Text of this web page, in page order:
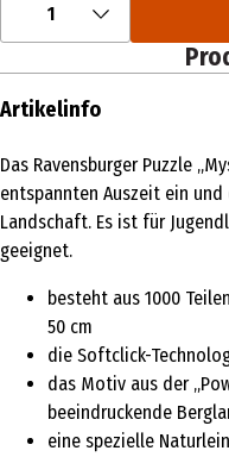
1
Artikelinfo
Das Ravensburger Puzzle
entspannten Auszeit ein
Landschaft. Es ist für
geeignet.
besteht aus 1000
50 cm
die Softclick-
das Motiv aus der
beeindruckende
eine spezielle